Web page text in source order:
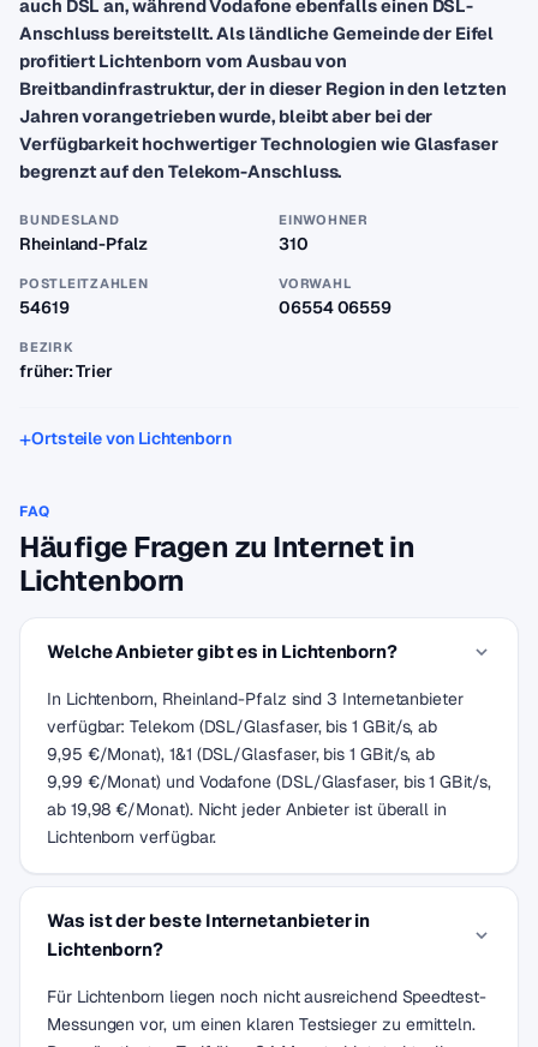
auch DSL an, während Vodafone ebenfalls einen DSL-
Anschluss bereitstellt. Als ländliche Gemeinde der Eifel
profitiert Lichtenborn vom Ausbau von
Breitbandinfrastruktur, der in dieser Region in den letzten
Jahren vorangetrieben wurde, bleibt aber bei der
Verfügbarkeit hochwertiger Technologien wie Glasfaser
begrenzt auf den Telekom-Anschluss.
BUNDESLAND
Rheinland-Pfalz
EINWOHNER
310
POSTLEITZAHLEN
54619
VORWAHL
06554 06559
BEZIRK
früher: Trier
Ortsteile von Lichtenborn
FAQ
Häufige Fragen zu Internet in
Lichtenborn
Welche Anbieter gibt es in Lichtenborn?
In Lichtenborn, Rheinland-Pfalz sind 3 Internetanbieter
verfügbar: Telekom (DSL/Glasfaser, bis 1 GBit/s, ab
9,95 €/Monat), 1&1 (DSL/Glasfaser, bis 1 GBit/s, ab
9,99 €/Monat) und Vodafone (DSL/Glasfaser, bis 1 GBit/s,
ab 19,98 €/Monat). Nicht jeder Anbieter ist überall in
Lichtenborn verfügbar.
Was ist der beste Internetanbieter in
Lichtenborn?
Für Lichtenborn liegen noch nicht ausreichend Speedtest-
Messungen vor, um einen klaren Testsieger zu ermitteln.